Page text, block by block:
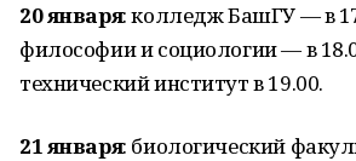
20 января: колледж БашГУ — в
философии и социологии — в
технический институт в 19.00.
21 января: биологический